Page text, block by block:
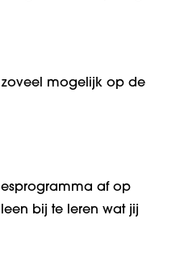
mogelijk op de
af op
bij te leren wat jij